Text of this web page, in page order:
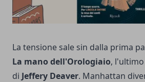
La tensione sale sin dalla prima
La mano dell'Orologiaio,
di Jeffery Deaver. Manhattan